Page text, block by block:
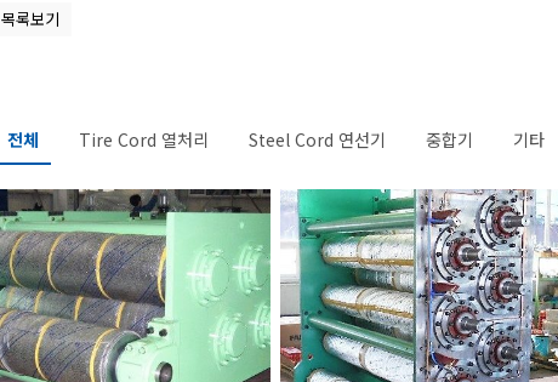
목록보기
전체 Tire Cord 열처리 Steel Cord 연선기 중합기 기타